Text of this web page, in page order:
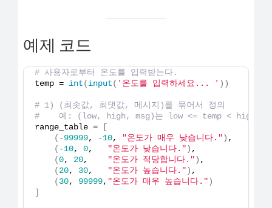
예제 코드
# 사용자로부터 온도를 입력받는다.
temp = int(input( '온도를 입력하세요... ' ))
# 1) (최솟값, 최댓값, 메시지)를 묶어서 정의
#    예: (low, high, msg)는 low <= temp < high 범위
range_table =
[
( -99999, -10, "온도가 매우 낮습니다.") ,
( -10, 0, "온도가 낮습니다.") ,
(0, 20, "온도가 적당합니다.") ,
(20, 30, "온도가 높습니다.") ,
(30, 99999, "온도가 매우 높습니다.")
]